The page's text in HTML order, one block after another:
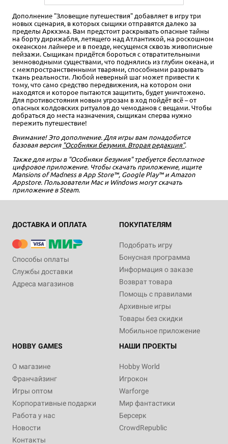
Дополнение "Зловещие путешествия" добавляет в игру три
новых сценария, в которых сыщики отправятся далеко за
пределы Аркхэма. Вам предстоит раскрывать опасные тайны
на борту дирижабля, летящего над Атлантикой, на роскошном
океанском лайнере и в поезде, несущемся сквозь живописные
пейзажи. Сыщикам придётся бороться с отвратительными
земноводными существами, что поднялись из глубин океана, и
с межпространственными тварями, способными разрывать
ткань реальности. Любой неверный шаг может привести к
тому, что само средство передвижения, на котором они
находятся и которое пытаются защитить, будет уничтожено.
Для противостояния новым угрозам в ход пойдёт всё – от
опасных колдовских ритуалов до чемоданов с вещами. Чтобы
добраться до места назначения, сыщикам сперва нужно
пережить путешествие!
Внимание! Это дополнение. Для игры вам понадобится
базовая версия "Особняки безумия. Вторая редакция".
Также для игры в "Особняки безумия" требуется бесплатное
цифровое приложение. Чтобы скачать приложение, ищите
Mansions of Madness в App Store™, Google Play™ и Amazon
Appstore. Пользователи Mac и Windows могут скачать
приложение в Steam.
ДОСТАВКА И ОПЛАТА
Способы оплаты
Службы доставки
Адреса магазинов
ПОКУПАТЕЛЯМ
Подобрать игру
Бонусная программа
Информация о заказе
Возврат товара
Помощь с правилами
Архивные игры
Товары без скидки
Мобильное приложение
HOBBY GAMES
О магазине
Франчайзинг
Игры оптом
Корпоративные подарки
Работа у нас
Новости
Контакты
НАШИ ПРОЕКТЫ
Hobby World
Игрокон
Warforge
Мир фантастики
Берсерк
CrowdRepublic